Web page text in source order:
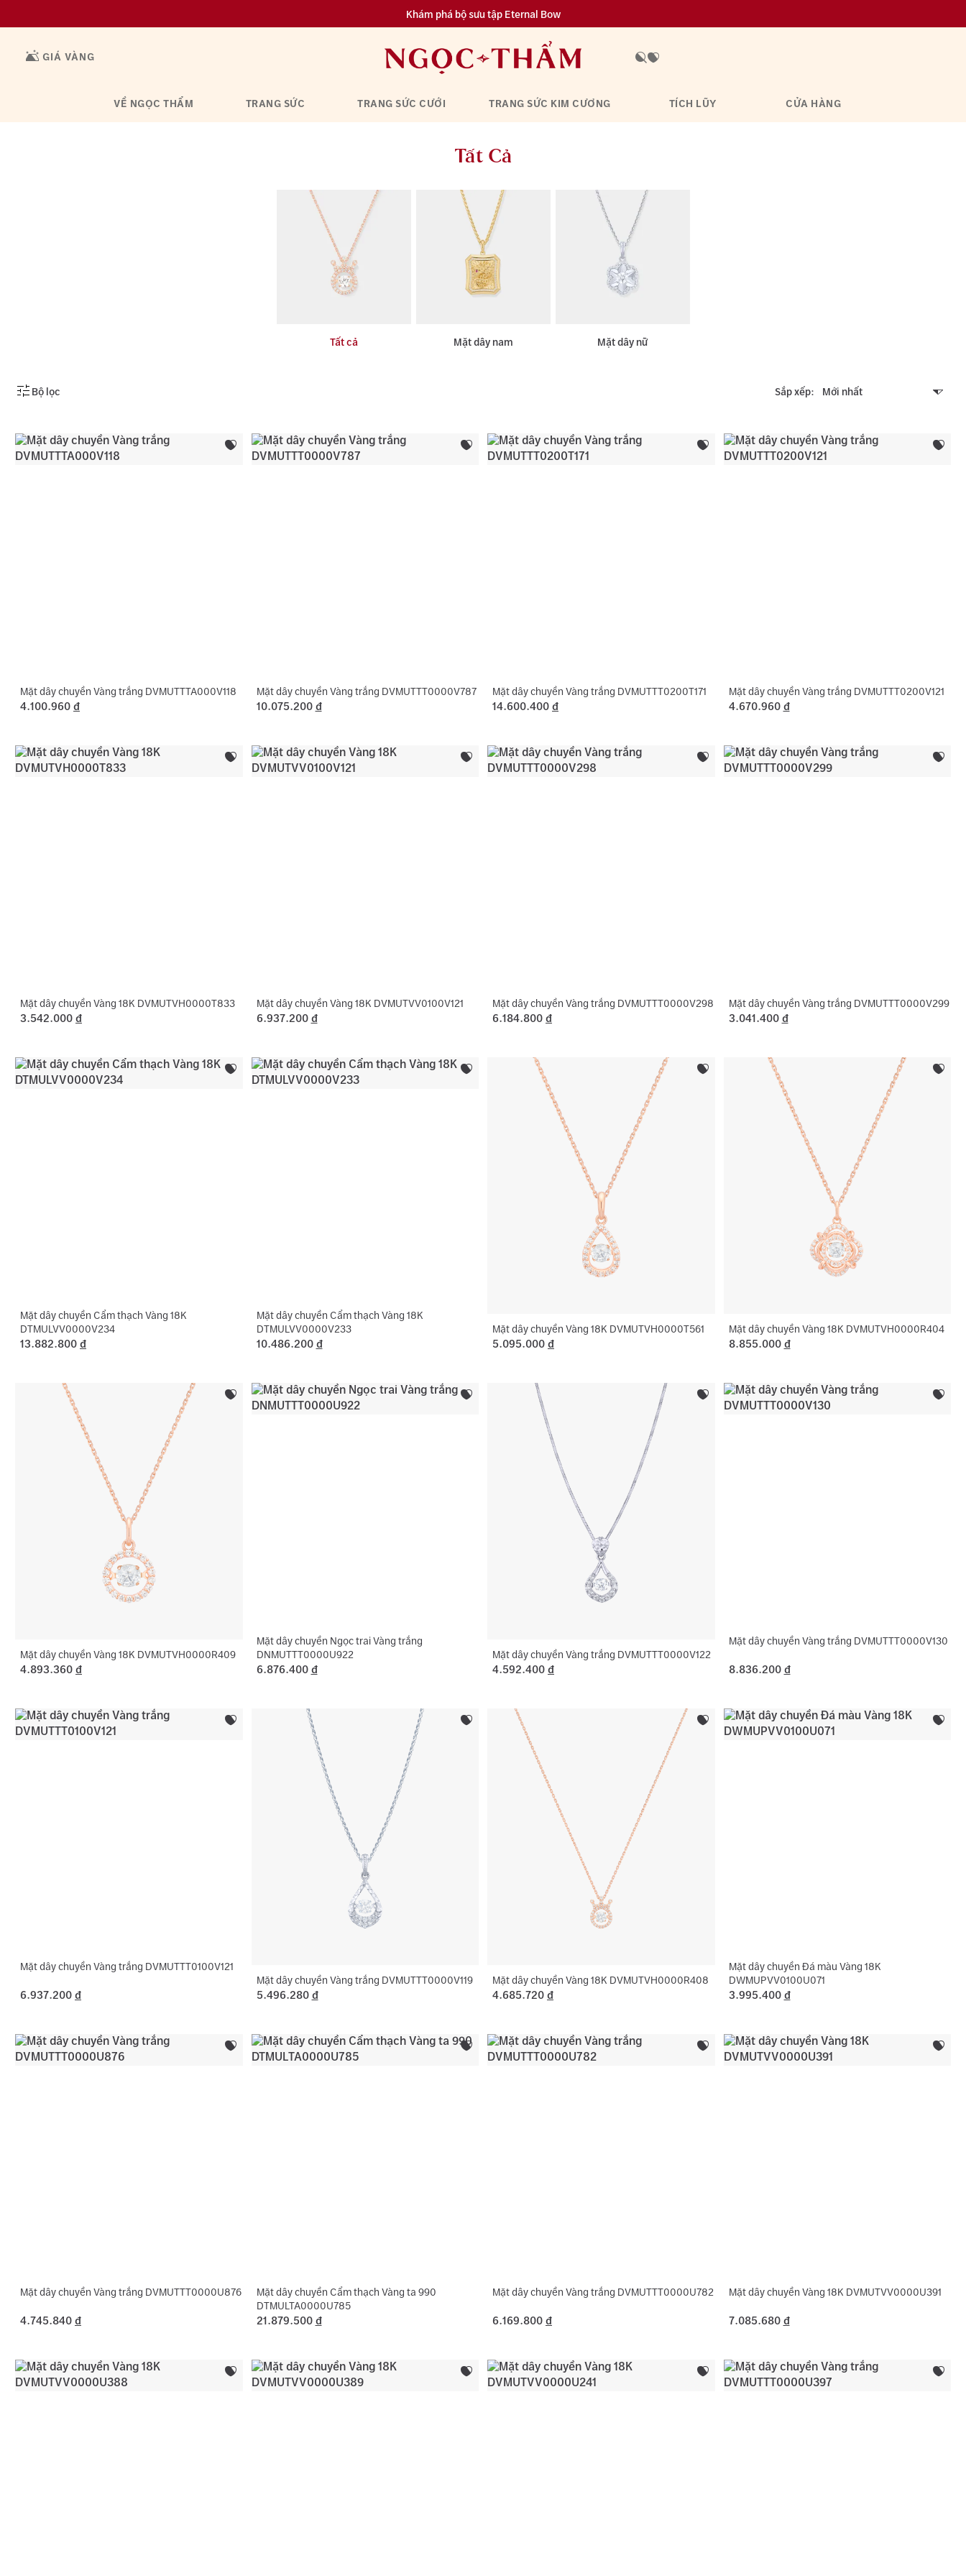
Đa dạng lựa chọn tích luỹ từ 0.1 chỉ vàng 999.9
GIÁ VÀNG
VỀ NGỌC THẨM TRANG SỨC TRANG SỨC CƯỚI TRANG SỨC KIM CƯƠNG TÍCH LŨY CỬA HÀNG
Tất Cả
Tất cả Mặt dây nam Mặt dây nữ
Bộ lọc Sắp xếp
Mặt dây chuyền Vàng trắng DVMUTTTA000V118
4.100.960 đ
Mặt dây chuyền Vàng trắng DVMUTTT0000V787
10.075.200 đ
Mặt dây chuyền Vàng trắng DVMUTTT0200T171
14.600.400 đ
Mặt dây chuyền Vàng trắng DVMUTTT0200V121
4.670.960 đ
Mặt dây chuyền Vàng 18K DVMUTVH0000T833
3.542.000 đ
Mặt dây chuyền Vàng 18K DVMUTVV0100V121
6.937.200 đ
Mặt dây chuyền Vàng trắng DVMUTTT0000V298
6.184.800 đ
Mặt dây chuyền Vàng trắng DVMUTTT0000V299
3.041.400 đ
Mặt dây chuyền Cẩm thạch Vàng 18K
DTMULVV0000V234
13.882.800 đ
Mặt dây chuyền Cẩm thạch Vàng 18K
DTMULVV0000V233
10.486.200 đ
Mặt dây chuyền Vàng 18K DVMUTVH0000T561
5.095.000 đ
Mặt dây chuyền Vàng 18K DVMUTVH0000R404
8.855.000 đ
Mặt dây chuyền Vàng 18K DVMUTVH0000R409
4.893.360 đ
Mặt dây chuyền Ngọc trai Vàng trắng
DNMUTTT0000U922
6.876.400 đ
Mặt dây chuyền Vàng trắng DVMUTTT0000V122
4.592.400 đ
Mặt dây chuyền Vàng trắng DVMUTTT0000V130
8.836.200 đ
Mặt dây chuyền Vàng trắng DVMUTTT0100V121
6.937.200 đ
Mặt dây chuyền Vàng trắng DVMUTTT0000V119
5.496.280 đ
Mặt dây chuyền Vàng 18K DVMUTVH0000R408
4.685.720 đ
Mặt dây chuyền Đá màu Vàng 18K
DWMUPVV0100U071
3.995.400 đ
Mặt dây chuyền Vàng trắng DVMUTTT0000U876
4.745.840 đ
Mặt dây chuyền Cẩm thạch Vàng ta 990
DTMULTA0000U785
21.879.500 đ
Mặt dây chuyền Vàng trắng DVMUTTT0000U782
6.169.800 đ
Mặt dây chuyền Vàng 18K DVMUTVV0000U391
7.085.680 đ